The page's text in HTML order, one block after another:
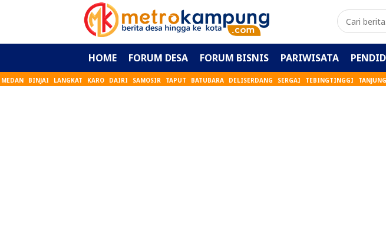
HOME FORUM DESA FORUM BISNIS PARIWISATA
MEDAN BINJAI LANGKAT KARO DAIRI SAMOSIR TAPUT BATUBARA DELISERDANG SERGAI TEBINGTINGGI